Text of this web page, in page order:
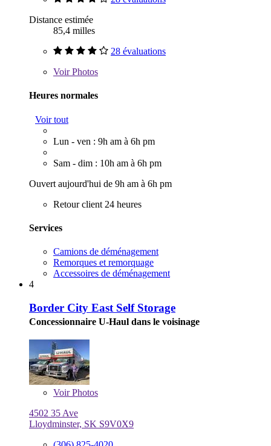
Distance estimée
85,4 milles
28 évaluations
VoirPhotos
Heures normales
Voir tout
Lun - ven : 9h am à 6h pm
Sam - dim : 10h am à 6h pm
Ouvert aujourd'hui de 9h am à 6h pm
Retour client 24 heures
Services
Camions de déménagement
Remorques et remorquage
Accessoires de déménagement
4
Border City East Self Storage
Concessionnaire U-Haul dans le voisinage
VoirPhotos
4502 35 Ave
Lloydminster, SK S9V0X9